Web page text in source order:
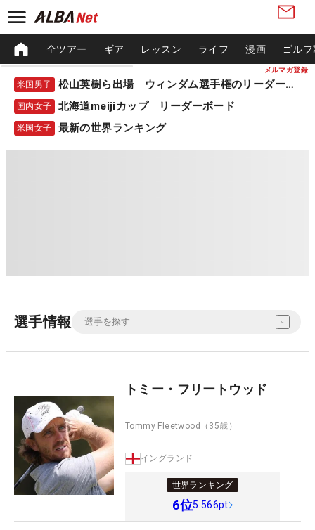
メルマガ登録
全ツアー ギア レッスン ライフ 漫画 ゴル
米国男子 松山英樹ら出場 ウィンダム選手権のリーダーボード
国内女子 北海道meijiカップ リーダーボード
米国女子 最新の世界ランキング
選手情報
トミー・フリートウッド
Tommy Fleetwood （35歳）
イングランド
世界ランキング
6位5.566pt